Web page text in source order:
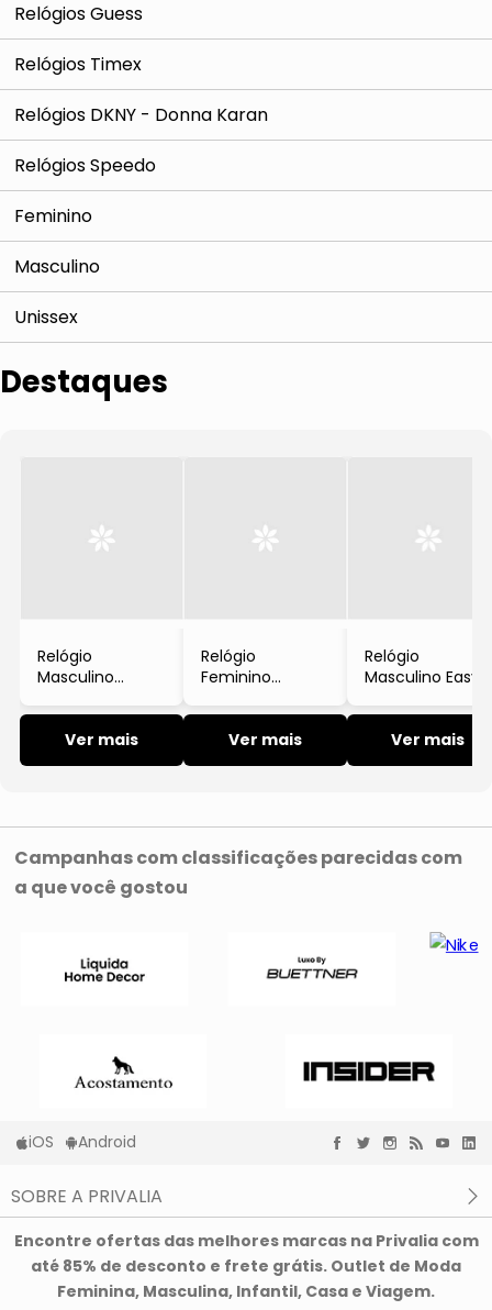
Relógios Guess
Relógios Timex
Relógios DKNY - Donna Karan
Relógios Speedo
Feminino
Masculino
Unissex
Destaques
Relógio
Masculino
Dourado
Speedo
Ver mais
Relógio
Feminino
Aço Inox Pulseira
Silicone Preto
Ver mais
Relógio
Masculino Easy
Analógico Em
Metal Bicolor
Ver mais
Campanhas com classificações parecidas com
a que você gostou
iOS Android
SOBRE A PRIVALIA
Privacidade e Cookies
Condições de uso
Encontre ofertas das melhores marcas na Privalia com
até 85% de desconto e frete grátis. Outlet de Moda
Feminina, Masculina, Infantil, Casa e Viagem.